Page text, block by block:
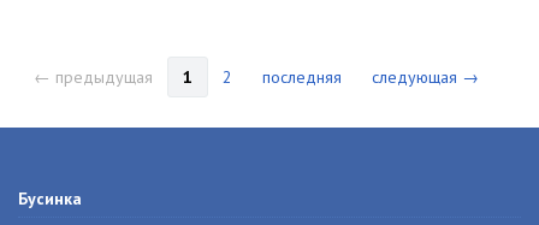
← предыдущая 1 2 последняя следующая →
Бусинка